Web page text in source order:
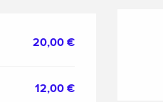
20,00 €
12,00 €